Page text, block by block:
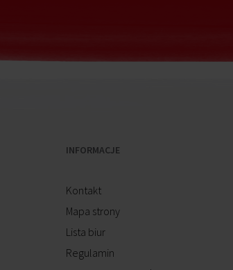
INFORMACJE
Kontakt
Mapa strony
Lista biur
Regulamin